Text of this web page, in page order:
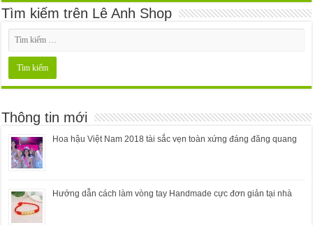
Tìm kiếm trên Lê Anh Shop
Thông tin mới
Hoa hậu Việt Nam 2018 tài sắc vẹn toàn xứng đáng đăng quang
Hướng dẫn cách làm vòng tay Handmade cực đơn giản tại nhà